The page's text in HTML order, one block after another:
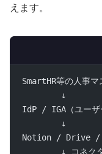
えます。
SmartHR等の人事マ
        ↓
IdP / IGA（ユーザ
        ↓
Notion / Drive /
↓ コネク